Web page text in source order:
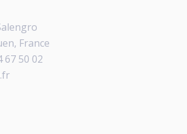
France
67 50 02